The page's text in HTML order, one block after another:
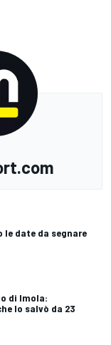
le date da segnare
di Imola:
lo salvò da 23